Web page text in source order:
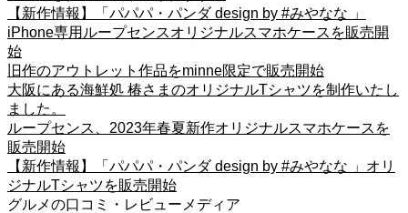
【新作情報】「パパパ・パンダ design by #みやなな 」
iPhone専用ループセンスオリジナルスマホケースを販売開
始
旧作のアウトレット作品をminne限定で販売開始
大阪にある海鮮処 椿さまのオリジナルTシャツを制作いたし
ました。
ループセンス、2023年春夏新作オリジナルスマホケースを
販売開始
【新作情報】「パパパ・パンダ design by #みやなな 」オリ
ジナルTシャツを販売開始
グルメの口コミ・レビューメディア